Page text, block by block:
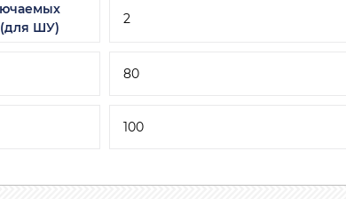
ШУ)
2
80
100